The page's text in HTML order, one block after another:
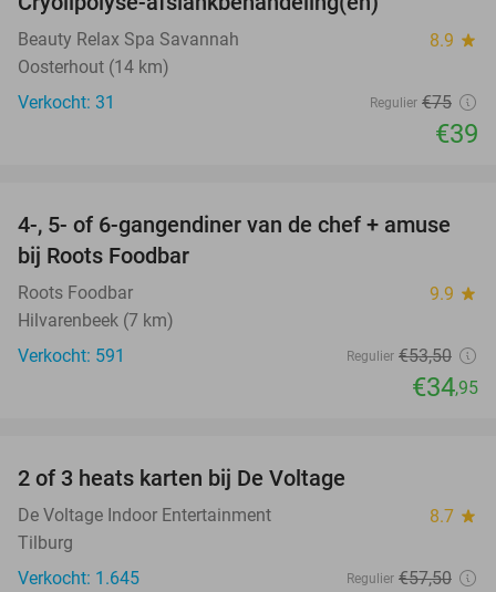
Beauty Relax Spa Savannah 8.9 star
Oosterhout (14 km)
Verkocht: 31
Regulier €75
€39
35%
4-, 5- of 6-gangendiner van de chef + amuse
bij Roots Foodbar
Roots Foodbar 9.9 star
Hilvarenbeek (7 km)
Verkocht: 591
Regulier €53,50
€34,95
2 of 3 heats karten bij De Voltage
De Voltage Indoor Entertainment 8.7 star
Tilburg
Verkocht: 1.645
Regulier €57,50